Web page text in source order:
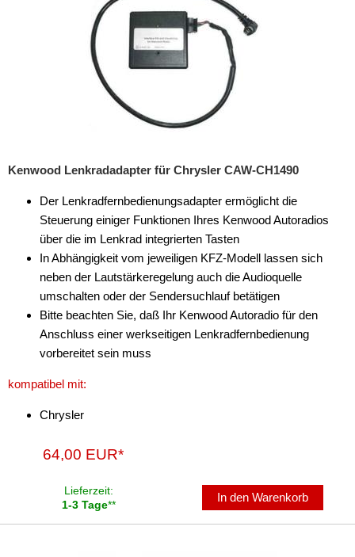
Aktivsystemadapter
Antennenadapter
Antennenkabel
Antennenstecker
Antennenverstärker
Antennenzubehör
Aux-In-Adapter
Bluetooth
CAN-BUS-Adapter
DAB+
Entriegelung
Entstörmaterial
Ersatzteile
Fahrzeughalter
Kenwood Lenkradadapter für Chrysler CAW-CH1490
Der Lenkradfernbedienungsadapter ermöglicht die
Steuerung einiger Funktionen Ihres Kenwood Autoradios
über die im Lenkrad integrierten Tasten
In Abhängigkeit vom jeweiligen KFZ-Modell lassen sich
neben der Lautstärkeregelung auch die Audioquelle
umschalten oder der Sendersuchlauf betätigen
Bitte beachten Sie, daß Ihr Kenwood Autoradio für den
Anschluss einer werkseitigen Lenkradfernbedienung
vorbereitet sein muss
kompatibel mit:
Chrysler
64,00 EUR*
Lieferzeit:
1-3 Tage**
In den Warenkorb